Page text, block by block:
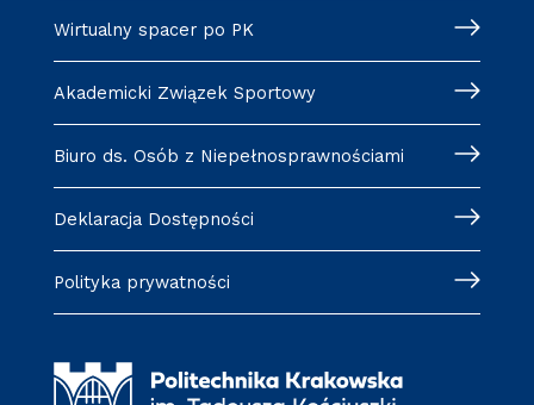
Wirtualny spacer po PK
Akademicki Związek Sportowy
Biuro ds. Osób z Niepełnosprawnościami
Deklaracja Dostępności
Polityka prywatności